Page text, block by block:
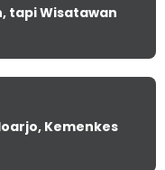
tapi Wisatawan
Kemenkes